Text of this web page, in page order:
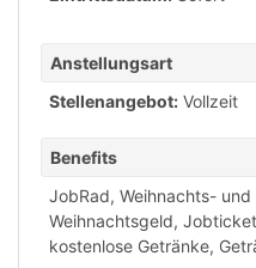
Anstellungsart
Stellenangebot: Vollzeit
Benefits
JobRad, Weihnachts-
Weihnachtsgeld, Jobticket
kostenlose Getränke,